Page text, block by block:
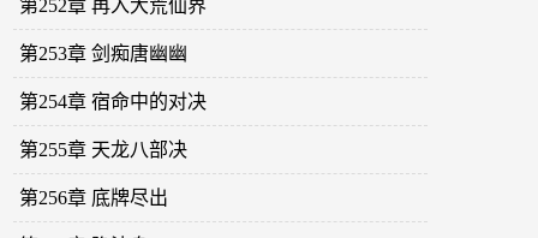
第252章 再入大荒仙界
第253章 剑痴唐幽幽
第254章 宿命中的对决
第255章 天龙八部决
第256章 底牌尽出